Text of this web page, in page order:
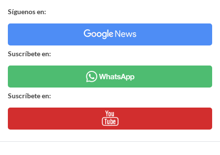
Síguenos en:
Suscríbete en:
Suscríbete en: